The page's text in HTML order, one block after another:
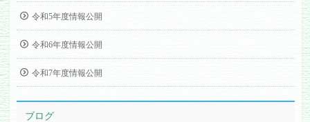
令和5年度情報公開
令和6年度情報公開
令和7年度情報公開
ブログ